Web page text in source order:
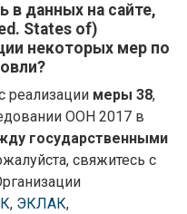
в данных на сайте,
States of)
некоторых мер по
реализации меры 38,
ООН 2017 в
государственными
свяжитесь с
, ЭКЛАК,